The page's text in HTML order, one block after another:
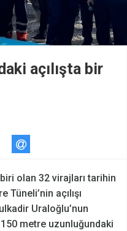
açılışta bir
olan 32 virajları tarihin
açılışı
Uraloğlu’nun
150 metre uzunluğundaki